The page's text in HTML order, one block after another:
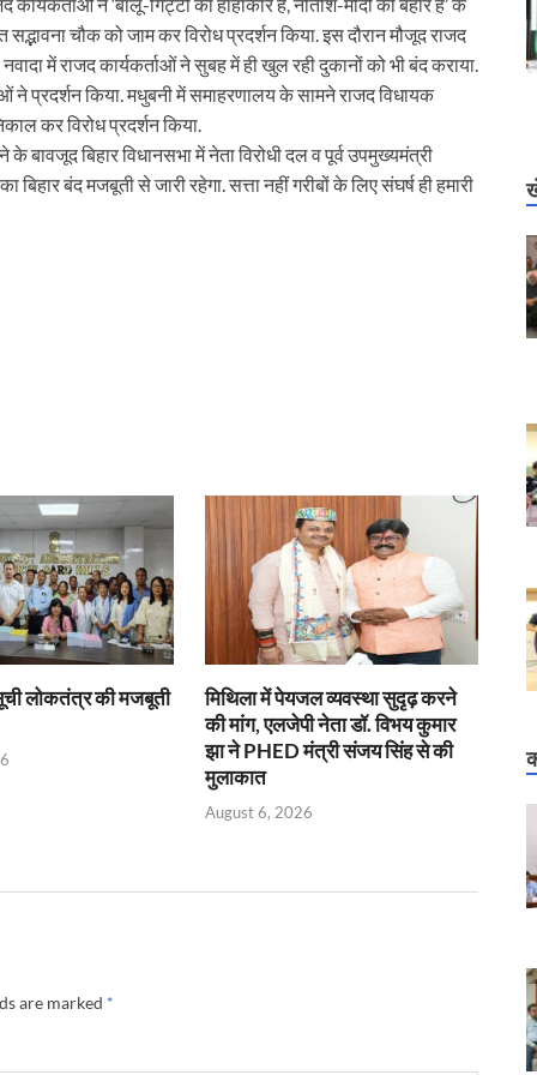
ने ‘बालू-गिट्टी का हाहाकार है, नीतीश-मोदी की बहार है’ के
चौक को जाम कर विरोध प्रदर्शन किया. इस दौरान मौजूद राजद
में राजद कार्यकर्ताओं ने सुबह में ही खुल रही दुकानों को भी बंद कराया.
ने प्रदर्शन किया. मधुबनी में समाहरणालय के सामने राजद विधायक
कर विरोध प्रदर्शन किया.
बावजूद बिहार विधानसभा में नेता विरोधी दल व पूर्व उपमुख्यमंत्री
बंद मजबूती से जारी रहेगा. सत्ता नहीं गरीबों के लिए संघर्ष ही हमारी
लोकतंत्र की मजबूती
मिथिला में पेयजल व्यवस्था सुदृढ़ करने
की मांग, एलजेपी नेता डॉ. विभय कुमार
झा ने PHED मंत्री संजय सिंह से की
मुलाकात
August 6, 2026
are marked *